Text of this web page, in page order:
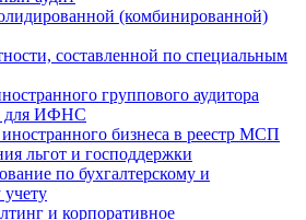
(комбинированной)
составленной по специальным
группового аудитора
для ИФНС
бизнеса в реестр МСП
льгот и господдержки
по бухгалтерскому и
и корпоративное